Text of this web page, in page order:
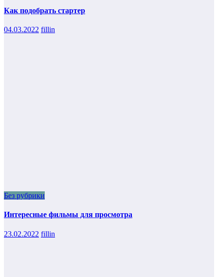
Как подобрать стартер
04.03.2022 fillin
Без рубрики
Интересные фильмы для просмотра
23.02.2022 fillin